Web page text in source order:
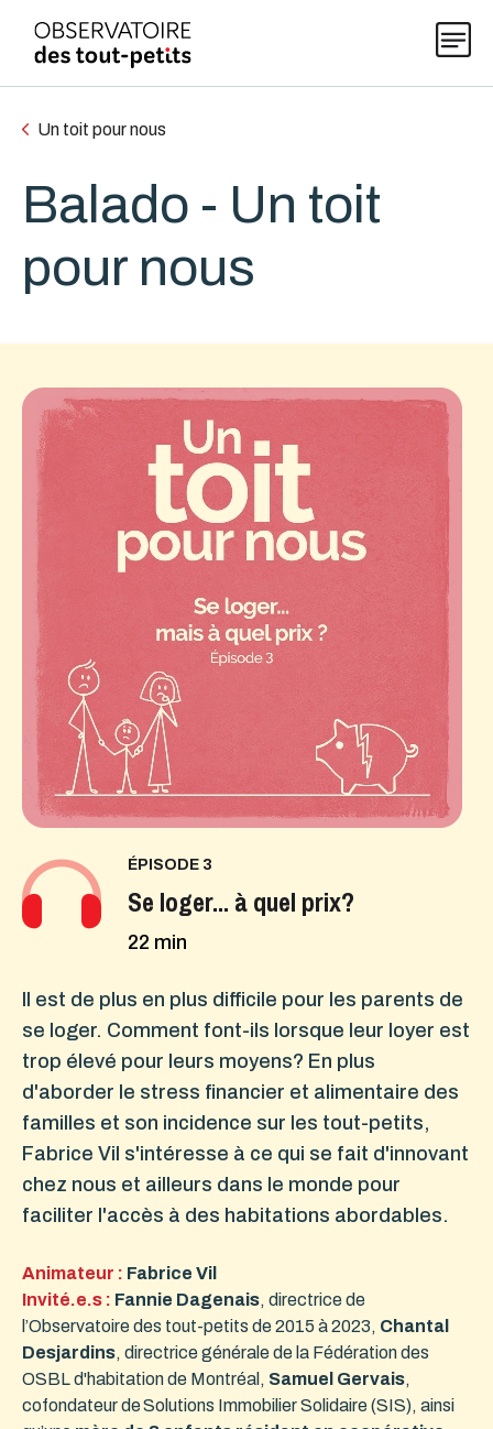
Thématiques
Explorer les données 0-5
Actualités
À propos
Un toit pour nous
Balado - Un toit
pour nous
ÉPISODE 3
Se loger... à quel prix?
22 min
Il est de plus en plus difficile pour les parents de
se loger. Comment font-ils lorsque leur loyer est
trop élevé pour leurs moyens? En plus
d'aborder le stress financier et alimentaire des
familles et son incidence sur les tout-petits,
Fabrice Vil s'intéresse à ce qui se fait d'innovant
chez nous et ailleurs dans le monde pour
faciliter l'accès à des habitations abordables.
Animateur : Fabrice Vil
Invité.e.s : Fannie Dagenais, directrice de
l’Observatoire des tout-petits de 2015 à 2023, Chantal
Desjardins, directrice générale de la Fédération des
OSBL d'habitation de Montréal, Samuel Gervais,
cofondateur de Solutions Immobilier Solidaire (SIS), ainsi